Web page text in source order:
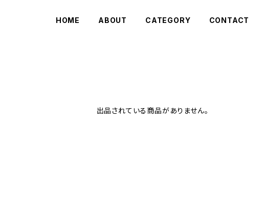
HOME ABOUT CATEGORY CONTACT
出品されている商品がありません。